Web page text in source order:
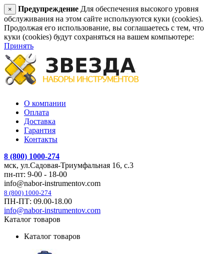
× Предупреждение Для обеспечения высокого уровня
обслуживания на этом сайте используются куки (cookies).
Продолжая его использование, вы соглашаетесь с тем, что
куки (cookies) будут сохраняться на вашем компьютере:
Принять
О компании
Оплата
Доставка
Гарантия
Контакты
8 (800) 1000-274
мск, ул.Садовая-Триумфальная 16, с.3
пн-пт: 9-00 - 18-00
info@nabor-instrumentov.com
8 (800) 1000-274
ПН-ПТ: 09.00-18.00
info@nabor-instrumentov.com
Каталог товаров
Каталог товаров